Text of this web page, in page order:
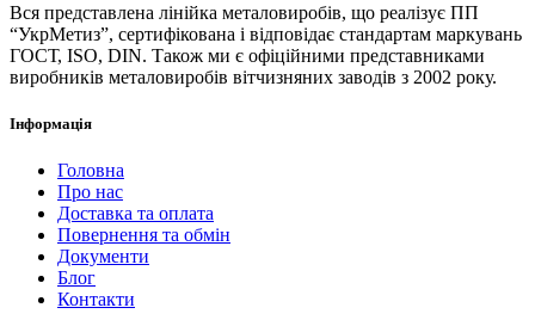
Вся представлена ​​лінійка металовиробів, що реалізує ПП
“УкрМетиз”, сертифікована і відповідає стандартам маркувань
ГОСТ, ISO, DIN. Також ми є офіційними представниками
виробників металовиробів вітчизняних заводів з 2002 року.
Інформація
Головна
Про нас
Доставка та оплата
Повернення та обмін
Документи
Блог
Контакти